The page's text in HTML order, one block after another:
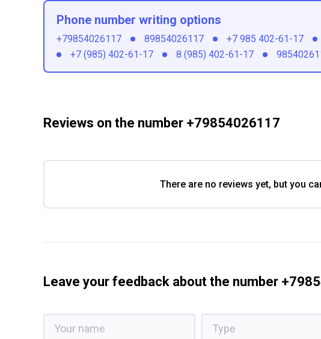
Phone number writing options
+79854026117 89854026117 +7 985 402-61-17
+7 (985) 402-61-17
8 (985) 402-61-17
Reviews on the number +79854026117
There are no reviews yet, but you
Leave your feedback about the number